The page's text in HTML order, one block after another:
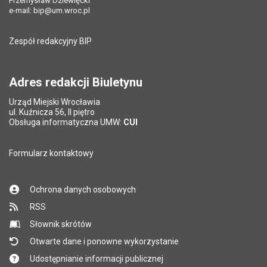
Data ostatniej aktualizacji:
Adres e-mail znajomego
Pytanie antyspamowe
*
Pole wymagane
e-mail: bip@um.wroc.pl
Zespół redakcyjny BIP
Adres redakcji Biuletynu
Urząd Miejski Wrocławia
ul. Kuźnicza 56, II piętro
Obsługa informatyczna UMW: CUI
Formularz kontaktowy
Ochrona danych osobowych
RSS
Słownik skrótów
Otwarte dane i ponowne wykorzystanie
Udostępnianie informacji publicznej